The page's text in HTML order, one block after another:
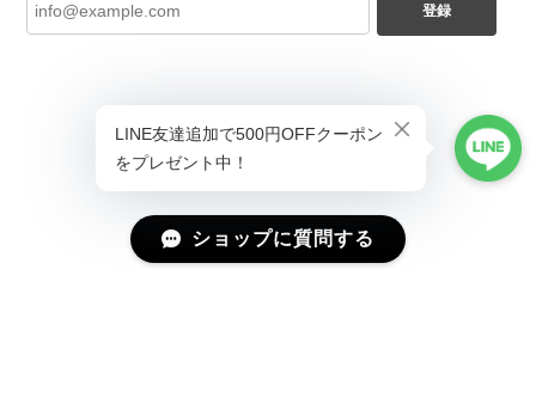
登録
ショップに質問する